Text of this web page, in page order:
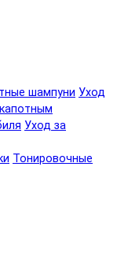
шампуни Уход
Уход за
Тонировочные